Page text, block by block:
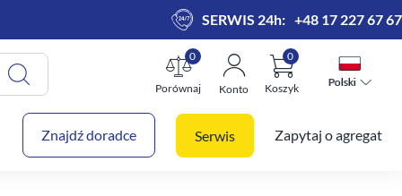
SERWIS 24h: +48 17 227 67 67
Porównaj
0
Konto Koszyk
0
Polski
Polski
Znajdź doradce Serwis Zapytaj o agregat